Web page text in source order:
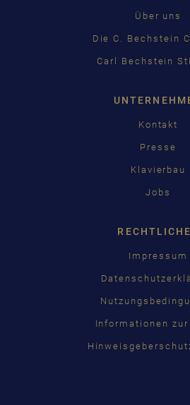
Über uns
Die C. Bechstein
Carl Bechstein
Kontakt
Presse
Klavierbau
Jobs
Impressum
Informationen zur